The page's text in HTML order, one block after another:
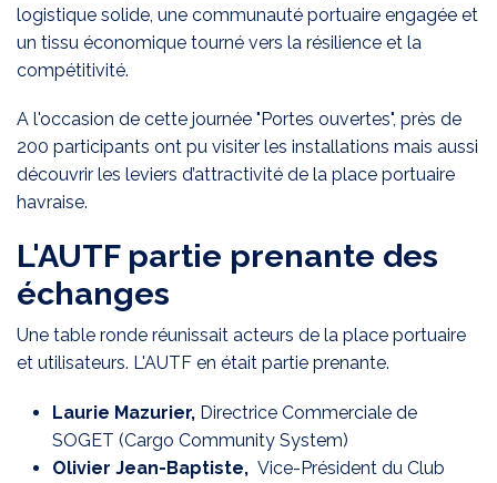
logistique solide, une communauté portuaire engagée et
un tissu économique tourné vers la résilience et la
compétitivité.
A l'occasion de cette journée "Portes ouvertes", près de
200 participants ont pu visiter les installations mais aussi
découvrir les leviers d’attractivité de la place portuaire
havraise.
L'AUTF partie prenante des
échanges
Une table ronde réunissait acteurs de la place portuaire
et utilisateurs. L'AUTF en était partie prenante.
Laurie Mazurier, Directrice Commerciale de
SOGET (Cargo Community System)
Olivier Jean-Baptiste, Vice-Président du Club